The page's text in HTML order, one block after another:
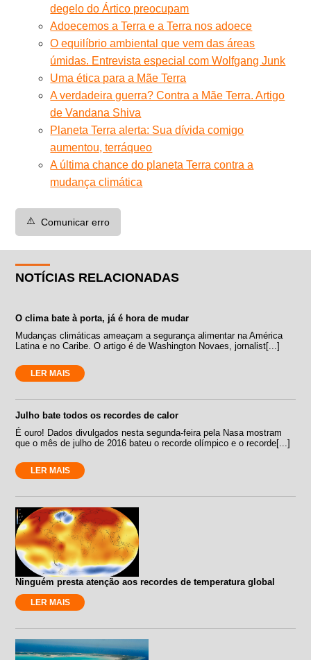
degelo do Ártico preocupam
Adoecemos a Terra e a Terra nos adoece
O equilíbrio ambiental que vem das áreas
úmidas. Entrevista especial com Wolfgang Junk
Uma ética para a Mãe Terra
A verdadeira guerra? Contra a Mãe Terra. Artigo
de Vandana Shiva
Planeta Terra alerta: Sua dívida comigo
aumentou, terráqueo
A última chance do planeta Terra contra a
mudança climática
⚠️ Comunicar erro
NOTÍCIAS RELACIONADAS
O clima bate à porta, já é hora de mudar
Mudanças climáticas ameaçam a segurança alimentar na América
Latina e no Caribe. O artigo é de Washington Novaes, jornalist[...]
LER MAIS
Julho bate todos os recordes de calor
É ouro! Dados divulgados nesta segunda-feira pela Nasa mostram
que o mês de julho de 2016 bateu o recorde olímpico e o recorde[...]
LER MAIS
Ninguém presta atenção aos recordes de temperatura global
LER MAIS